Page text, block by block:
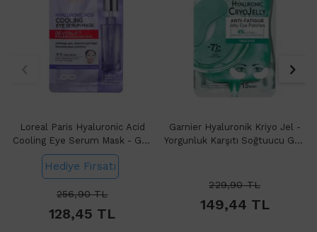
Loreal Paris Hyaluronic Acid
Cooling Eye Serum Mask - Göz
Çevresi Maskesi 11g
Hediye Fırsatı
256,90TL
128,45 TL
Garnier Hyaluronik Kriyo Jel -
Yorgunluk Karşıtı Soğtuucu Göz
229,90TL
149,44 TL